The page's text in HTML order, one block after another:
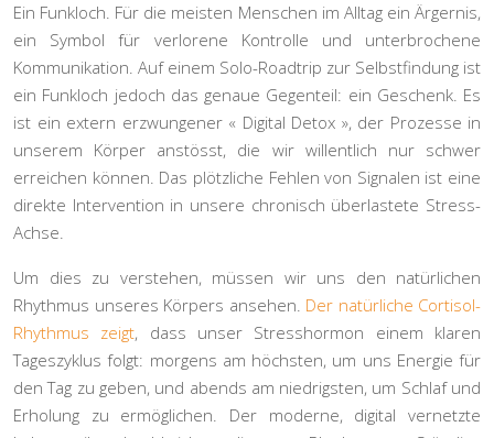
Ein Funkloch. Für die meisten Menschen im Alltag ein Ärgernis,
ein Symbol für verlorene Kontrolle und unterbrochene
Kommunikation. Auf einem Solo-Roadtrip zur Selbstfindung ist
ein Funkloch jedoch das genaue Gegenteil: ein Geschenk. Es
ist ein extern erzwungener « Digital Detox », der Prozesse in
unserem Körper anstösst, die wir willentlich nur schwer
erreichen können. Das plötzliche Fehlen von Signalen ist eine
direkte Intervention in unsere chronisch überlastete Stress-
Achse.
Um dies zu verstehen, müssen wir uns den natürlichen
Rhythmus unseres Körpers ansehen. Der natürliche Cortisol-
Rhythmus zeigt, dass unser Stresshormon einem klaren
Tageszyklus folgt: morgens am höchsten, um uns Energie für
den Tag zu geben, und abends am niedrigsten, um Schlaf und
Erholung zu ermöglichen. Der moderne, digital vernetzte